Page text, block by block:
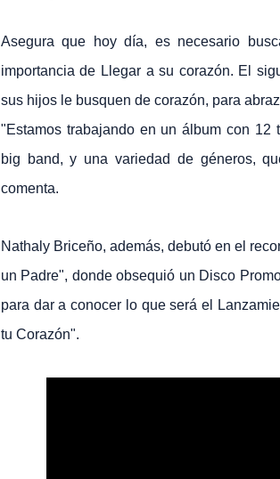
Asegura que hoy día, es necesario
importancia de Llegar a su corazón. El
sus hijos le busquen de corazón, para
"Estamos trabajando en un álbum con 12
big band, y una variedad de géneros,
comenta.
Nathaly Briceño, además, debutó en el
un Padre", donde obsequió un Disco
para dar a conocer lo que será el
tu Corazón".